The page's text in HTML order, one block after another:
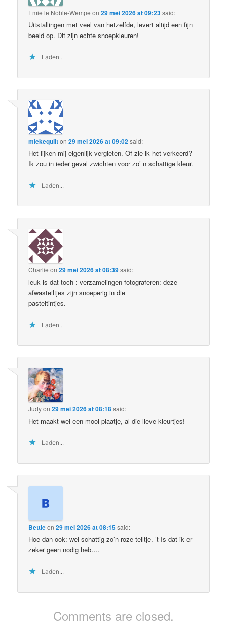
Emie le Noble-Wempe on29 mei 2026 at 09:23said:
Uitstallingen met veel van hetzelfde, levert altijd een fijn
beeld op. Dit zijn echte snoepkleuren!
Laden...
miekequilton29 mei 2026 at 09:02said:
Het lijken mij eigenlijk vergieten. Of zie ik het verkeerd?
Ik zou in ieder geval zwichten voor zo’ n schattige kleur.
Laden...
Charlie on29 mei 2026 at 08:39said:
leuk is dat toch : verzamelingen fotograferen: deze
afwasteiltjes zijn snoeperig in die
pasteltintjes.
Laden...
Judyon29 mei 2026 at 08:18said:
Het maakt wel een mooi plaatje, al die lieve kleurtjes!
Laden...
Bettieon29 mei 2026 at 08:15said:
Hoe dan ook: wel schattig zo’n roze teiltje. ’t Is dat ik er
zeker geen nodig heb….
Laden...
Comments are closed.